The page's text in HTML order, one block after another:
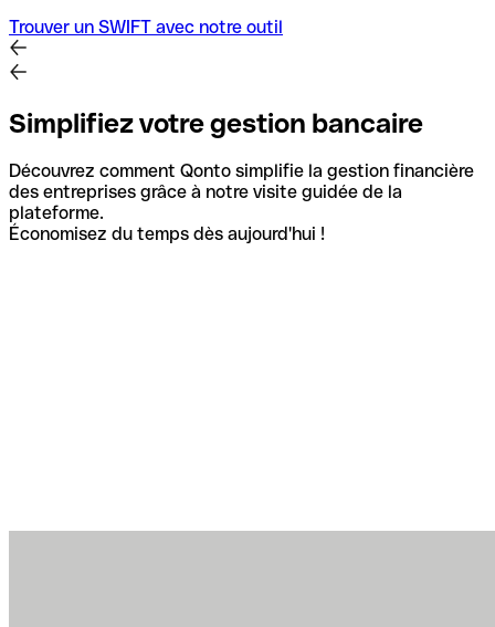
Trouver un SWIFT avec notre outil
Simplifiez votre gestion bancaire
Découvrez comment Qonto simplifie la gestion financière
des entreprises grâce à notre visite guidée de la
plateforme.
Économisez du temps dès aujourd'hui !